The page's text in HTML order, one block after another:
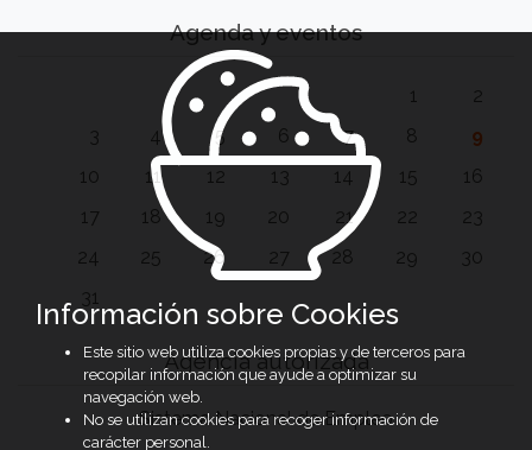
Agenda y eventos
1
2
3
4 5 6 7 8
9
10
11 12 13 14 15
16
17
18 19 20 21 22
23
24
25 26 27 28 29
30
31
Agencia autorizada
Sistema Nacional de Empleo
Información sobre Cookies
Este sitio web utiliza cookies propias y de terceros para
recopilar información que ayude a optimizar su
navegación web.
No se utilizan cookies para recoger información de
carácter personal.